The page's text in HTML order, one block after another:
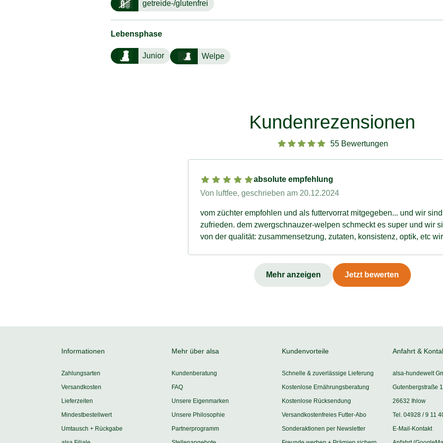
getreide-/glutenfrei
Lebensphase
Junior Welpe
Kundenrezensionen
55 Bewertungen
absolute empfehlung
Von luftfee, geschrieben am 20.12.2024
vom züchter empfohlen und als futtervorrat mitgegeben... und wir
zufrieden. dem zwergschnauzer-welpen schmeckt es super und wir sind
von der qualität: zusammensetzung, zutaten, konsistenz, optik, etc
Mehr anzeigen Jetzt bewerten
Informationen
Zahlungsarten
Versandkosten
Lieferzeiten
Mindestbestellwert
Umtausch + Rückgabe
Mehr über alsa
Kundenberatung
FAQ
Unsere Eigenmarken
Unsere Philosophie
Partnerprogramm
Kundenvorteile
Schnelle & zuverlässige Lieferung
Kostenlose Ernährungsberatung
Kostenlose Rücksendung
Versandkostenfreies Futter-Abo
Sonderaktionen per Newsletter
Anfahrt &
alsa-hundewelt
Gutenbergstraße
26632 Ihlow
Tel. 04928 / 9 11
E-Mail-Kontakt